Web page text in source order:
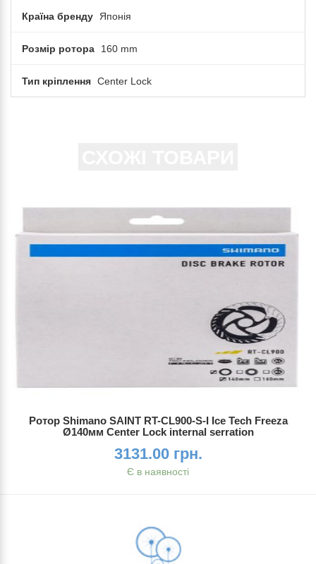
Країна бренду Японія
Розмір ротора 160 mm
Тип кріплення Center Lock
Ротор Shimano SAINT RT-CL900-S-I Ice Tech Freeza
Ø140мм Center Lock internal serration
3131.00 грн.
Є в наявності